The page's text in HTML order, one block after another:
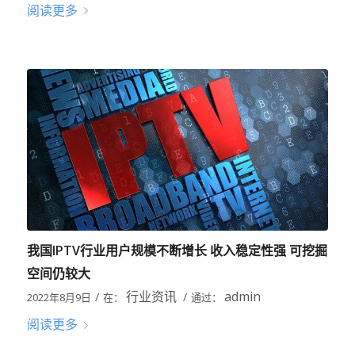
阅读更多
我国IPTV行业用户规模不断增长 收入稳定性强 可挖掘
空间仍较大
2022年8月9日 / 在： 行业资讯 / 通过： admin
阅读更多